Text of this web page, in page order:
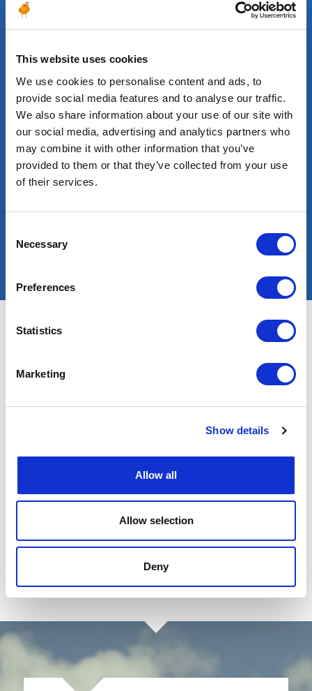
This website uses cookies
We use cookies to personalise content and ads, to
provide social media features and to analyse our traffic.
We also share information about your use of our site with
our social media, advertising and analytics partners who
may combine it with other information that you’ve
provided to them or that they’ve collected from your use
of their services.
Selection
Necessary
Preferences
Statistics
Marketing
Show details
Allow all
Allow selection
Deny
rencontre entre les acteurs
femmes ayant les compétences
accélérer la transformation.
confiance depuis 15 ans pour déployer les meilleurs
experts sur leurs projets.